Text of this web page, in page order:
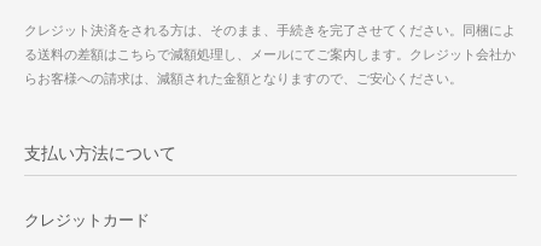
クレジット決済をされる方は、そのまま、手続きを完了させてください。同梱によ
る送料の差額はこちらで減額処理し、メールにてご案内します。クレジット会社か
らお客様への請求は、減額された金額となりますので、ご安心ください。
支払い方法について
クレジットカード